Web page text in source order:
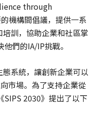
through
機構間倡議，提供一系
訓，協助企業和社區掌
們的IA/IP挑戰。
系統，讓創新企業可以
市場。為了支持企業從
2030》提出了以下